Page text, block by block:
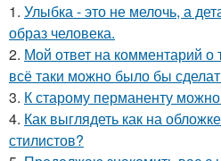
1. Улыбка - это не мелочь, а
образ человека.
2. Мой ответ на комментарий о
всё таки можно было бы
3. К старому перманенту
4. Как выглядеть как на
стилистов?